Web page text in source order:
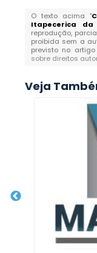
O texto acima "
Itapecerica da
reprodução,
proibida sem a
previsto no
sobre direitos
Veja